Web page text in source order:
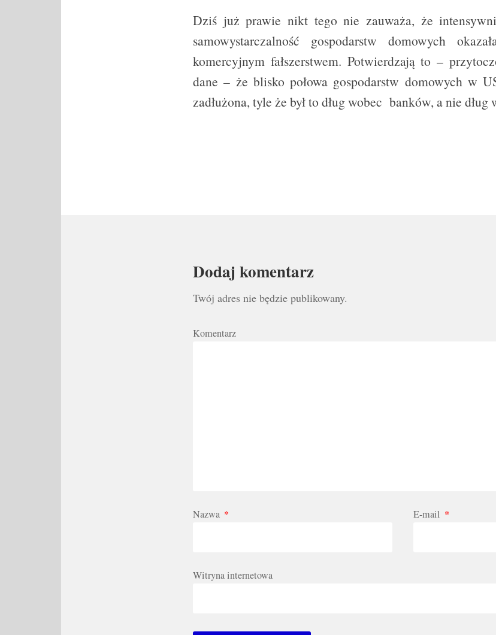
Dziś już prawie nikt tego nie zauważa, że
samowystarczalność gospodarstw domowych
komercyjnym fałszerstwem. Potwierdzają to –
dane – że blisko połowa gospodarstw domowych w
zadłużona, tyle że był to dług wobec banków, a nie dług
Dodaj komentarz
Twój adres nie będzie publikowany.
Komentarz
Nazwa * E-mail *
Witryna internetowa